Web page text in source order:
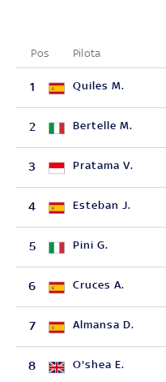
Pos Pilota
1 Quiles M.
2 Bertelle M.
3 Pratama V.
4 Esteban J.
5 Pini G.
6 Cruces A.
7 Almansa D.
8 O'shea E.